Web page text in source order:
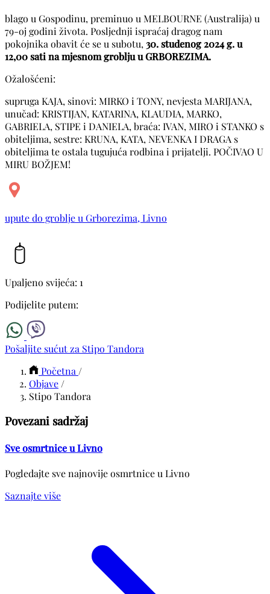
blago u Gospodinu, preminuo u MELBOURNE (Australija) u
79-oj godini života. Posljednji ispraćaj dragog nam
pokojnika obavit će se u subotu, 30. studenog 2024 g. u
12,00 sati na mjesnom groblju u GRBOREZIMA.
Ožalošćeni:
supruga KAJA, sinovi: MIRKO i TONY, nevjesta MARIJANA,
unučad: KRISTIJAN, KATARINA, KLAUDIA, MARKO,
GABRIELA, STIPE i DANIELA, braća: IVAN, MIRO i STANKO s
obiteljima, sestre: KRUNA, KATA, NEVENKA I DRAGA s
obiteljima te ostala tugujuća rodbina i prijatelji. POČIVAO U
MIRU BOŽJEM!
upute do groblje u Grborezima, Livno
Upaljeno svijeća: 1
Podijelite putem:
Pošaljite sućut za Stipo Tandora
Početna /
Objave /
Stipo Tandora
Povezani sadržaj
Sve osmrtnice u Livno
Pogledajte sve najnovije osmrtnice u Livno
Saznajte više